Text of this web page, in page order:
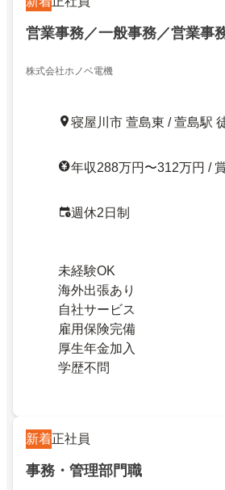
営業事務／一般事務／営業事
株式会社ホノベ電機
寝屋川市 萱島東 / 萱島駅
年収288万円〜312万円 /
週休2日制
未経験OK
海外出張あり
自社サービス
雇用保険完備
厚生年金加入
学歴不問
新着正社員
事務・管理部門職